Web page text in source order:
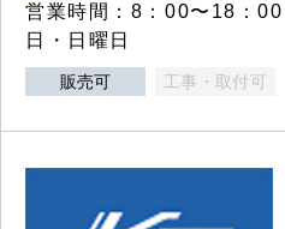
営業時間：8：00〜18：
日・日曜日
販売可 工事・取付可